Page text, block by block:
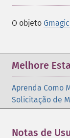
O objeto
Melhore
Aprenda Como
Solicitação de
Notas de